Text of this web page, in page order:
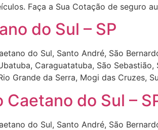
Faça a Sua Cotação de seguro
do Sul – SP
do Sul, Santo André, São
Caraguatatuba, São
Grande da Serra, Mogi das Cruzes,
do Sul –
do Sul, Santo André, São